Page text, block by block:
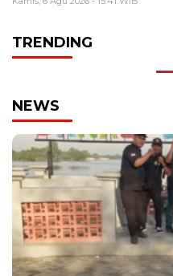
TRENDING
NEWS